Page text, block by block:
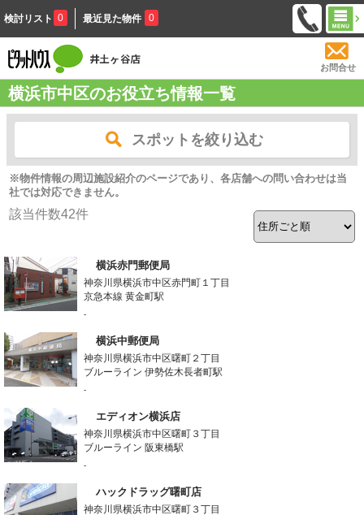
検討リスト 0 最近見た物件 0
お問合せ
横浜市中区のお役立ち情報一覧
スポットを絞り込む
※物件情報の周辺施設紹介のページであり、各店舗への問い合わせは当
社では対応できません。
該当件数42件
横浜赤門郵便局
神奈川県横浜市中区赤門町１丁目
京急本線 黄金町駅
-
横浜中郵便局
神奈川県横浜市中区曙町２丁目
ブルーライン 伊勢佐木長者町駅
-
エディオン横浜店
神奈川県横浜市中区曙町３丁目
ブルーライン 阪東橋駅
-
ハックドラッグ曙町店
神奈川県横浜市中区曙町３丁目